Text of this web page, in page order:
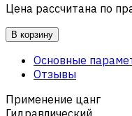
Цена рассчитана по
В корзину
Основные
Отзывы
Применение цанг
Гидравлический